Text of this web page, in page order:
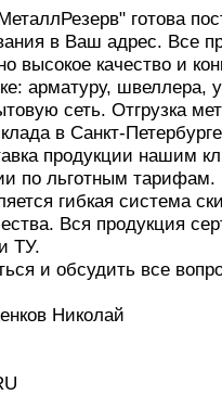
готова
в Ваш адрес. Все
высокое качество и
арматуру, швеллера,
сеть. Отгрузка
в Санкт-
продукции нашим
по льготным
гибкая система
Вся продукция
ТУ.
и обсудить все
Николай